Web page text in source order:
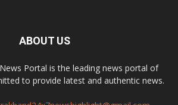
ABOUT US
Portal is the leading news portal of
to provide latest and authentic news.